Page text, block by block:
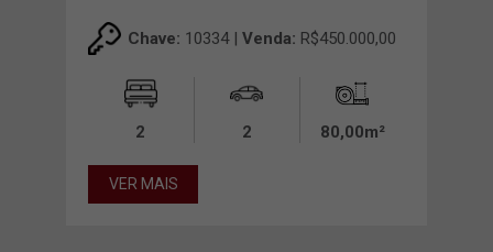
Chave: 10334 | Venda: R$450.000,00
2 2 80,00m²
VER MAIS